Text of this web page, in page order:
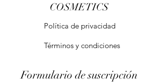
COSMETICS
Política de privacidad
Términos y condiciones
Formulario de suscripción